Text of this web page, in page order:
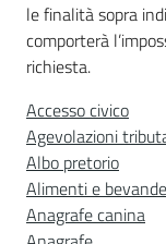
le finalità sopra
comporterà
richiesta.
Accesso civico
Agevolazioni
Albo pretorio
Alimenti e bevande
Anagrafe canina